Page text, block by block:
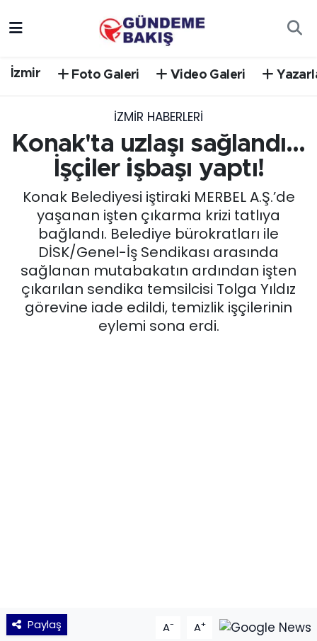
İzmir Foto Galeri Video Galeri
İZMIR HABERLERI
Konak'ta uzlaşı sağlandı...
İşçiler işbaşı yaptı!
Konak Belediyesi iştiraki MERBEL A.Ş.’de
yaşanan işten çıkarma krizi tatlıya
bağlandı. Belediye bürokratları ile
DİSK/Genel-İş Sendikası arasında
sağlanan mutabakatın ardından işten
çıkarılan sendika temsilcisi Tolga Yıldız
görevine iade edildi, temizlik işçilerinin
eylemi sona erdi.
Paylaş A- A+
EGE
EĞİTİM
EKONOMİ
English News
GÜNCEL
YEREL POLİTİKA
Trafik Durumu
Süper Lig Puan Durumu ve Fikstür
Tüm Manşetler
Son Dakika Haberleri
Haber Arşivi